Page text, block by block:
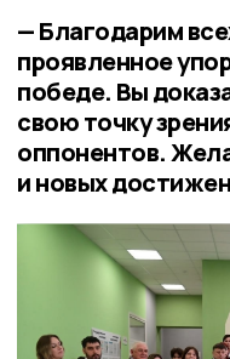
— Благодарим
проявленное
победе. Вы
свою точку
оппонентов.
и новых